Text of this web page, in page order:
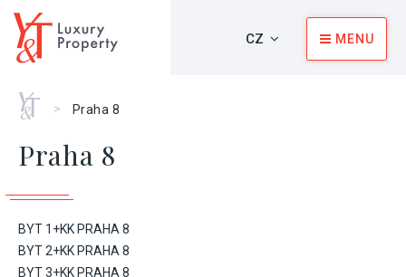
CZ MENU
Home
> Praha 8
Praha 8
BYT 1+KK PRAHA 8
BYT 2+KK PRAHA 8
BYT 3+KK PRAHA 8